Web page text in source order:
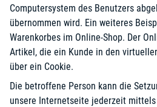
Computersystem des Benutzers
übernommen wird. Ein weiteres
Warenkorbes im Online-Shop. Der
Artikel, die ein Kunde in den
über ein Cookie.
Die betroffene Person kann die
unsere Internetseite jederzeit